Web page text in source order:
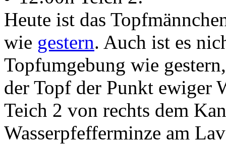
Heute ist das
wie gestern. Auch ist es
Topfumgebung wie
der Topf der Punkt ewiger
Teich 2 von rechts dem
Wasserpfefferminze am